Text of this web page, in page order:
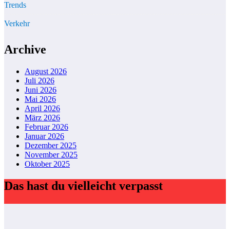
Trends
Verkehr
Archive
August 2026
Juli 2026
Juni 2026
Mai 2026
April 2026
März 2026
Februar 2026
Januar 2026
Dezember 2025
November 2025
Oktober 2025
Das hast du vielleicht verpasst